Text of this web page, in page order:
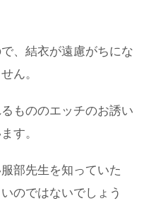
、結衣が遠慮がちにな
ん。
もののエッチのお誘い
す。
部先生を知っていた
のではないでしょう